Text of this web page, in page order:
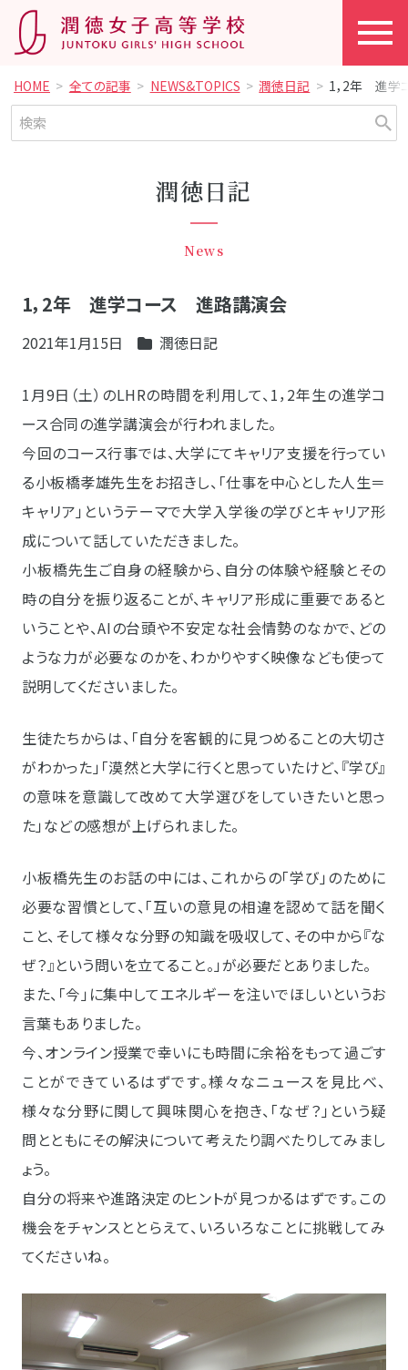
HOME 全ての記事 NEWS&TOPICS 潤徳日記 1，2年 進学
潤徳日記
News
1，2年 進学コース 進路講演会
2021年1月15日 潤徳日記
1月9日（土）のLHRの時間を利用して、1，2年生の進学コ
ース合同の進学講演会が行われました。
今回のコース行事では、大学にてキャリア支援を行ってい
る小板橋孝雄先生をお招きし、「仕事を中心とした人生＝
キャリア」というテーマで大学入学後の学びとキャリア形
成について話していただきました。
小板橋先生ご自身の経験から、自分の体験や経験とその
時の自分を振り返ることが、キャリア形成に重要であると
いうことや、AIの台頭や不安定な社会情勢のなかで、どの
ような力が必要なのかを、わかりやすく映像なども使って
説明してくださいました。
生徒たちからは、「自分を客観的に見つめることの大切さ
がわかった」「漠然と大学に行くと思っていたけど、『学び』
の意味を意識して改めて大学選びをしていきたいと思っ
た」などの感想が上げられました。
小板橋先生のお話の中には、これからの「学び」のために
必要な習慣として、「互いの意見の相違を認めて話を聞く
こと、そして様々な分野の知識を吸収して、その中から『な
ぜ？』という問いを立てること。」が必要だとありました。
また、「今」に集中してエネルギーを注いでほしいというお
言葉もありました。
今、オンライン授業で幸いにも時間に余裕をもって過ごす
ことができているはずです。様々なニュースを見比べ、
様々な分野に関して興味関心を抱き、「なぜ？」という疑
問とともにその解決について考えたり調べたりしてみまし
ょう。
自分の将来や進路決定のヒントが見つかるはずです。この
機会をチャンスととらえて、いろいろなことに挑戦してみ
てくださいね。